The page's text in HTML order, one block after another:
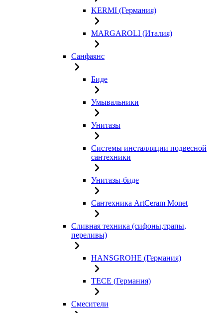
KERMI (Германия)
MARGAROLI (Италия)
Санфаянс
Биде
Умывальники
Унитазы
Системы инсталляции подвесной
сантехники
Унитазы-биде
Сантехника ArtCeram Monet
Сливная техника (сифоны,трапы,
переливы)
HANSGROHE (Германия)
TECE (Германия)
Смесители